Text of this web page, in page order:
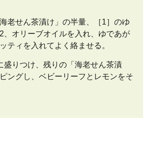
老せん茶漬け」の半量、［1］のゆ
、オリーブオイルを入れ、ゆであが
ティを入れてよく絡ませる。
盛りつけ、残りの「海老せん茶漬
ングし、ベビーリーフとレモンをそ